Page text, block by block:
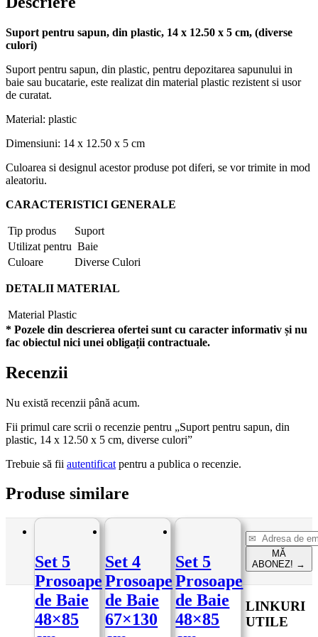
Suport pentru sapun, din plastic, 14 x 12.50 x 5 cm, (diverse
culori)
Suport pentru sapun, din plastic, pentru depozitarea sapunului in
baie sau bucatarie, este realizat din material plastic rezistent si usor
de curatat.
Material: plastic
Dimensiuni: 14 x 12.50 x 5 cm
Culoarea si designul acestor produse pot diferi, se vor trimite in mod
aleatoriu.
CARACTERISTICI GENERALE
Tip produs
Suport
Utilizat pentru Baie
Culoare
Diverse Culori
DETALII MATERIAL
Material Plastic
* Pozele din descrierea ofertei sunt cu caracter informativ și nu
fac obiectul nici unei obligații contractuale.
Recenzii
Nu există recenzii până acum.
Fii primul care scrii o recenzie pentru „Suport pentru sapun, din
plastic, 14 x 12.50 x 5 cm, diverse culori”
Trebuie să fii autentificat pentru a publica o recenzie.
Produse similare
Set 5
Prosoape
de Baie
48×85
Set 4
Prosoape
de Baie
67×130
Set 5
Prosoape
de Baie
48×85
MĂ
ABONEZ! →
LINKURI
UTILE